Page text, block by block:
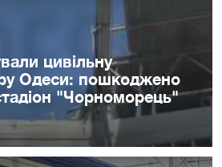
цивільну
Одеси: пошкоджено
"Чорноморець"